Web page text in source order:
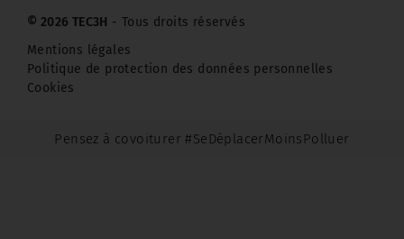
© 2026 TEC3H - Tous droits réservés
Mentions légales
Politique de protection des données personnelles
Cookies
Pensez à covoiturer #SeDéplacerMoinsPolluer